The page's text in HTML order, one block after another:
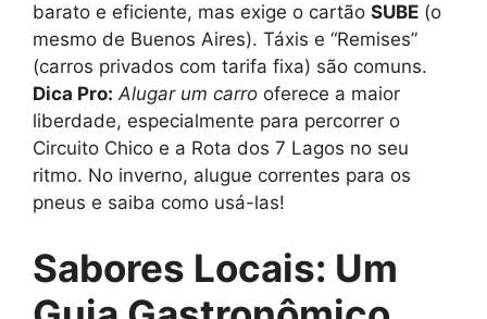
barato e eficiente, mas exige o cartão SUBE (o
mesmo de Buenos Aires). Táxis e “Remises”
(carros privados com tarifa fixa) são comuns.
Dica Pro: Alugar um carro oferece a maior
liberdade, especialmente para percorrer o
Circuito Chico e a Rota dos 7 Lagos no seu
ritmo. No inverno, alugue correntes para os
pneus e saiba como usá-las!
Sabores Locais: Um